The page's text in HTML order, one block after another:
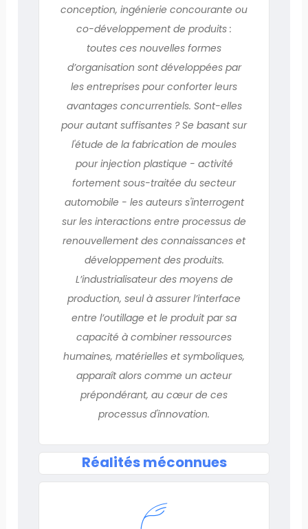
conception, ingénierie concourante ou
co-développement de produits :
toutes ces nouvelles formes
d’organisation sont développées par
les entreprises pour conforter leurs
avantages concurrentiels. Sont-elles
pour autant suffisantes ? Se basant sur
l'étude de la fabrication de moules
pour injection plastique - activité
fortement sous-traitée du secteur
automobile - les auteurs s'interrogent
sur les interactions entre processus de
renouvellement des connaissances et
développement des produits.
L’industrialisateur des moyens de
production, seul à assurer l’interface
entre l’outillage et le produit par sa
capacité à combiner ressources
humaines, matérielles et symboliques,
apparaît alors comme un acteur
prépondérant, au cœur de ces
processus d'innovation.
Réalités méconnues